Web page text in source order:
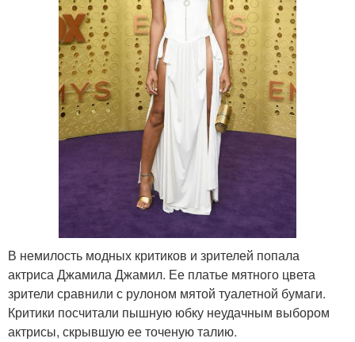
В немилость модных критиков и зрителей попала
актриса Джамила Джамил. Ее платье мятного цвета
зрители сравнили с рулоном мятой туалетной бумаги.
Критики посчитали пышную юбку неудачным выбором
актрисы, скрывшую ее точеную талию.